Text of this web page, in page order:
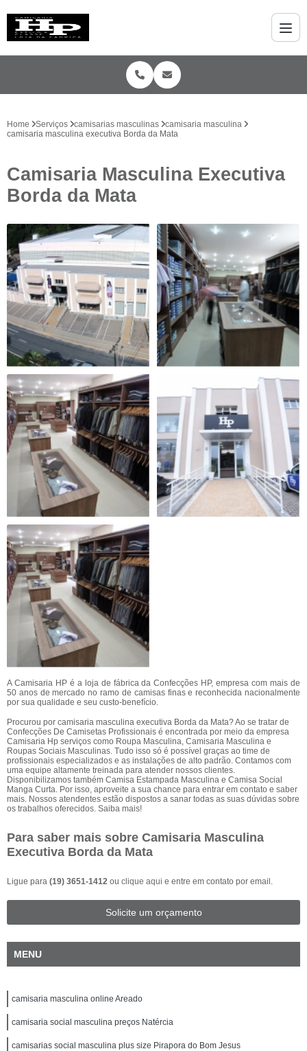
Home Serviços camisarias masculinas
camisaria masculina
camisaria masculina executiva Borda da Mata
Camisaria Masculina Executiva
Borda da Mata
A Camisaria HP é a loja de fábrica da Confecções HP, empresa com mais de
50 anos de mercado no ramo de camisas finas e reconhecida nacionalmente
por sua qualidade e seu custo-benefício.
Procurou por camisaria masculina executiva Borda da Mata? Ao se tratar de
Confecções De Camisetas Profissionais é encontrada por meio da empresa
Camisaria Hp serviços como Roupa Masculina, Camisaria Masculina e
Roupas Sociais Masculinas. Tudo isso só é possível graças ao time de
profissionais especializados e as instalações de alto padrão. Contamos com
uma equipe altamente treinada para atender nossos clientes.
Disponibilizamos também Camisa Estampada Masculina e Camisa Social
Manga Curta. Por isso, aproveite a sua chance para entrar em contato e saber
mais. Nossos atendentes estão dispostos a sanar todas as suas dúvidas sobre
os trabalhos oferecidos. Saiba mais!
Para saber mais sobre Camisaria Masculina
Executiva Borda da Mata
Ligue para (19) 3651-1412 ou clique aqui e entre em contato por email.
Solicite um orçamento
MENU
camisaria masculina online Areado
camisaria social masculina preços Natércia
camisarias social masculina plus size Pirapora do Bom Jesus